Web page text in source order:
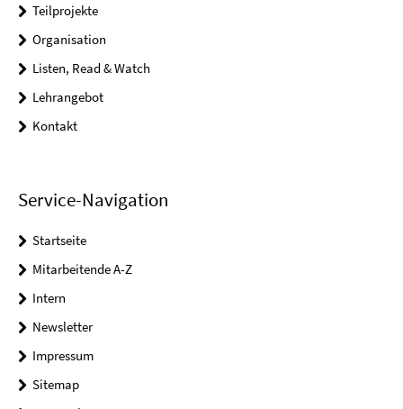
Teilprojekte
Organisation
Listen, Read & Watch
Lehrangebot
Kontakt
Service-Navigation
Startseite
Mitarbeitende A-Z
Intern
Newsletter
Impressum
Sitemap